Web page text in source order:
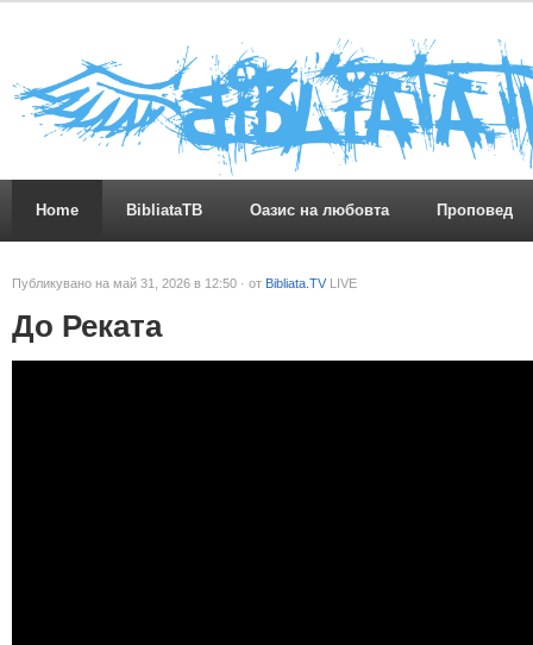
Home BibliataTB Оазис на любовта Проповед
Публикувано на май 31, 2026 в 12:50 · от Bibliata.TV LIVE
До Реката